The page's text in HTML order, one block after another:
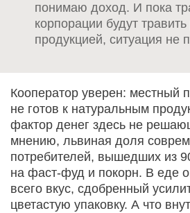
понимаю доход. И пока
корпорации будут
продукцией, ситуация не
Кооператор уверен: местный
не готов к натуральным
фактор денег здесь не
мнению, львиная доля
потребителей, вышедших из
на фаст-фуд и покорн. В еде
всего вкус, сдобренный
цветастую упаковку. А что